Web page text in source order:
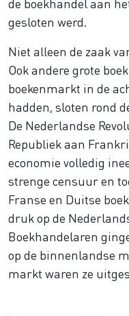
gesloten werd.
Niet alleen de zaak
Ook andere grote
boekenmarkt in de
hadden, sloten rond
De Nederlandse
Republiek aan
economie volledig
strenge censuur en
Franse en Duitse
druk op de
Boekhandelaren
op de binnenlandse
markt waren ze